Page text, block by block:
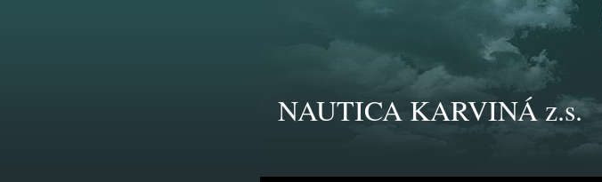
NAUTICA KARVINÁ z.s.